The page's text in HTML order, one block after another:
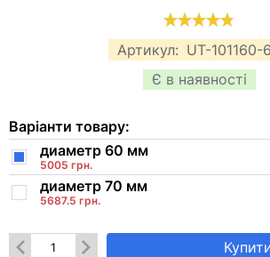
Артикул: UT-101160-
Є в наявності
Варіанти товару:
диаметр 60 мм
5005 грн.
диаметр 70 мм
5687.5 грн.